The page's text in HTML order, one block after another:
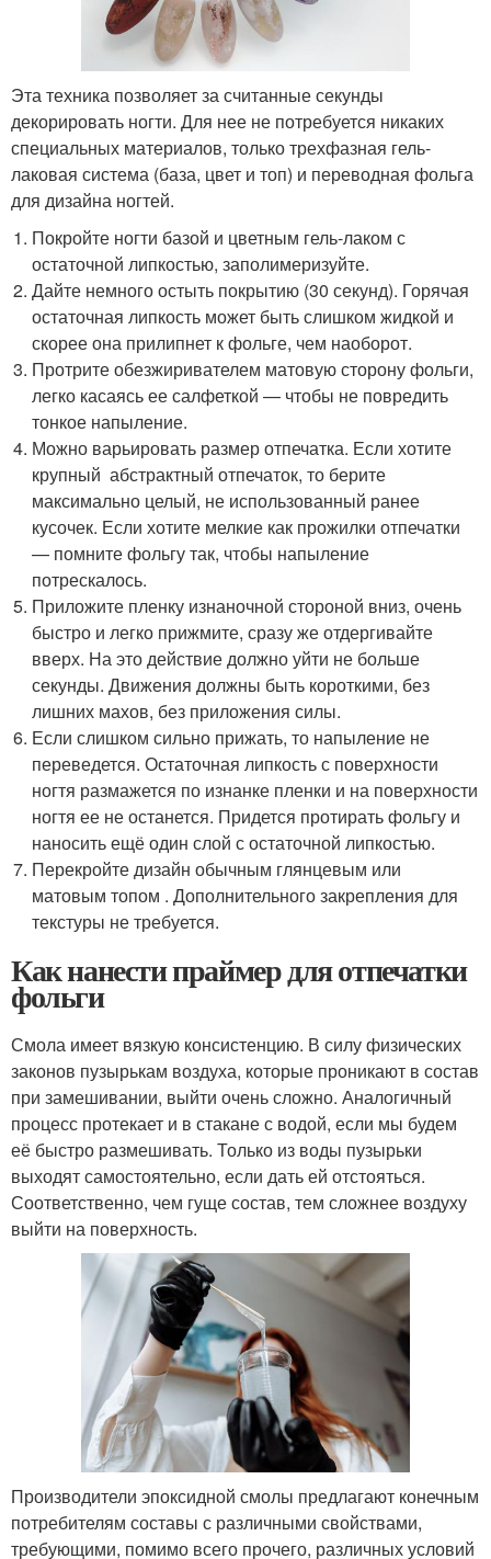
Эта техника позволяет за считанные секунды
декорировать ногти. Для нее не потребуется никаких
специальных материалов, только трехфазная гель-
лаковая система (база, цвет и топ) и переводная фольга
для дизайна ногтей.
Покройте ногти базой и цветным гель-лаком с
остаточной липкостью, заполимеризуйте.
Дайте немного остыть покрытию (30 секунд). Горячая
остаточная липкость может быть слишком жидкой и
скорее она прилипнет к фольге, чем наоборот.
Протрите обезжиривателем матовую сторону фольги,
легко касаясь ее салфеткой — чтобы не повредить
тонкое напыление.
Можно варьировать размер отпечатка. Если хотите
крупный абстрактный отпечаток, то берите
максимально целый, не использованный ранее
кусочек. Если хотите мелкие как прожилки отпечатки
— помните фольгу так, чтобы напыление
потрескалось.
Приложите пленку изнаночной стороной вниз, очень
быстро и легко прижмите, сразу же отдергивайте
вверх. На это действие должно уйти не больше
секунды. Движения должны быть короткими, без
лишних махов, без приложения силы.
Если слишком сильно прижать, то напыление не
переведется. Остаточная липкость с поверхности
ногтя размажется по изнанке пленки и на поверхности
ногтя ее не останется. Придется протирать фольгу и
наносить ещё один слой с остаточной липкостью.
Перекройте дизайн обычным глянцевым или
матовым топом . Дополнительного закрепления для
текстуры не требуется.
Как нанести праймер для отпечатки
фольги
Смола имеет вязкую консистенцию. В силу физических
законов пузырькам воздуха, которые проникают в состав
при замешивании, выйти очень сложно. Аналогичный
процесс протекает и в стакане с водой, если мы будем
её быстро размешивать. Только из воды пузырьки
выходят самостоятельно, если дать ей отстояться.
Соответственно, чем гуще состав, тем сложнее воздуху
выйти на поверхность.
Производители эпоксидной смолы предлагают конечным
потребителям составы с различными свойствами,
требующими, помимо всего прочего, различных условий